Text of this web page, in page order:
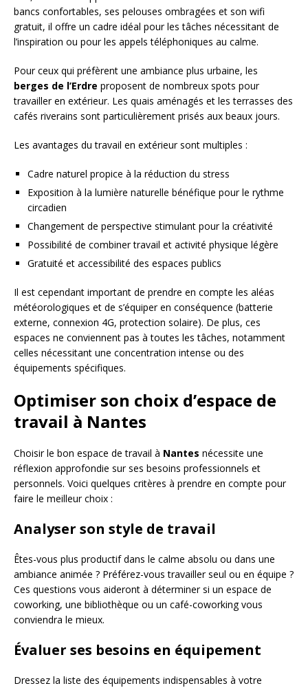
bancs confortables, ses pelouses ombragées et son wifi
gratuit, il offre un cadre idéal pour les tâches nécessitant de
l’inspiration ou pour les appels téléphoniques au calme.
Pour ceux qui préfèrent une ambiance plus urbaine, les
berges de l’Erdre proposent de nombreux spots pour
travailler en extérieur. Les quais aménagés et les terrasses des
cafés riverains sont particulièrement prisés aux beaux jours.
Les avantages du travail en extérieur sont multiples :
Cadre naturel propice à la réduction du stress
Exposition à la lumière naturelle bénéfique pour le rythme
circadien
Changement de perspective stimulant pour la créativité
Possibilité de combiner travail et activité physique légère
Gratuité et accessibilité des espaces publics
Il est cependant important de prendre en compte les aléas
météorologiques et de s’équiper en conséquence (batterie
externe, connexion 4G, protection solaire). De plus, ces
espaces ne conviennent pas à toutes les tâches, notamment
celles nécessitant une concentration intense ou des
équipements spécifiques.
Optimiser son choix d’espace de
travail à Nantes
Choisir le bon espace de travail à Nantes nécessite une
réflexion approfondie sur ses besoins professionnels et
personnels. Voici quelques critères à prendre en compte pour
faire le meilleur choix :
Analyser son style de travail
Êtes-vous plus productif dans le calme absolu ou dans une
ambiance animée ? Préférez-vous travailler seul ou en équipe ?
Ces questions vous aideront à déterminer si un espace de
coworking, une bibliothèque ou un café-coworking vous
conviendra le mieux.
Évaluer ses besoins en équipement
Dressez la liste des équipements indispensables à votre